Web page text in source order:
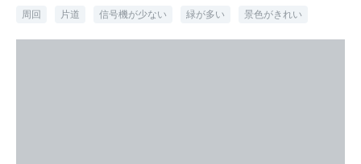
周回 片道 信号機が少ない 緑が多い 景色がきれい